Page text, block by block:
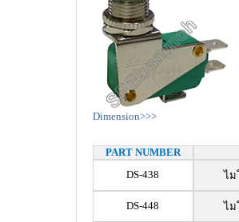
Dimension>>>
PART NUMBER
DS-438
ไม
DS-448 ไม